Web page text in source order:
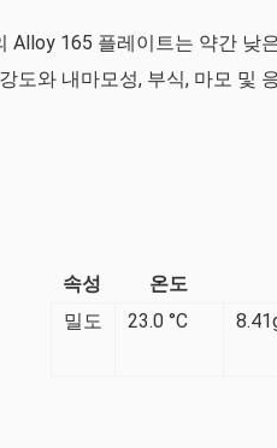
Alloy 165 플레이트는 약간 낮
도와 내마모성, 부식, 마모 및
속성 온도
밀도
23.0 °C